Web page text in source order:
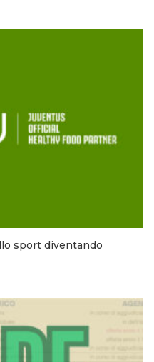
sport diventando